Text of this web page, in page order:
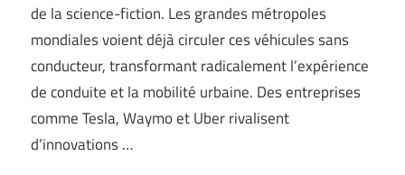
de la science-fiction. Les grandes métropoles
mondiales voient déjà circuler ces véhicules sans
conducteur, transformant radicalement l’expérience
de conduite et la mobilité urbaine. Des entreprises
comme Tesla, Waymo et Uber rivalisent
d’innovations …